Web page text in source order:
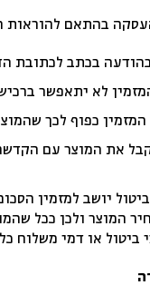
בהתאם להוראות
בכתב לכתובת
יתאפשר ברכישת פריטים
כפוף לכך
את המוצר עם
המוצר ולכן ככל
ביטול או דמי משלוח